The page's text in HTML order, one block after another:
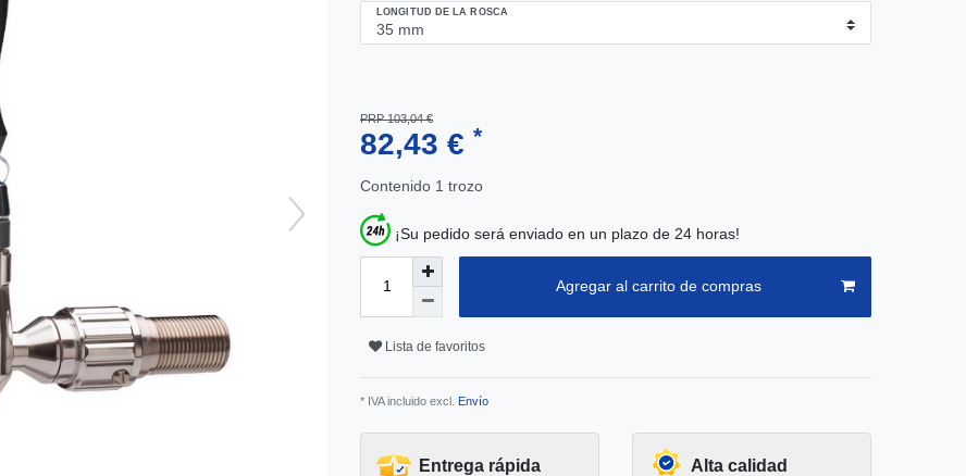
LONGITUD DE LA ROSCA
PRP 103,04 €
82,43 € *
Contenido 1 trozo
¡Su pedido será enviado en un plazo de 24 horas!
Agregar al carrito de compras
Lista de favoritos
* IVA incluido excl. Envío
Entrega rápida Alta calidad